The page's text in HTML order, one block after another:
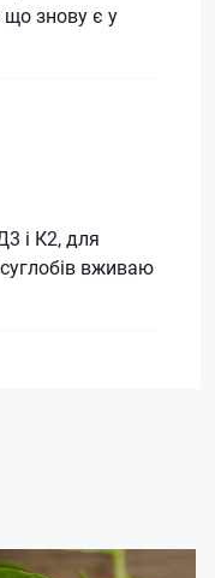
що знову є у
і К2, для
вживаю